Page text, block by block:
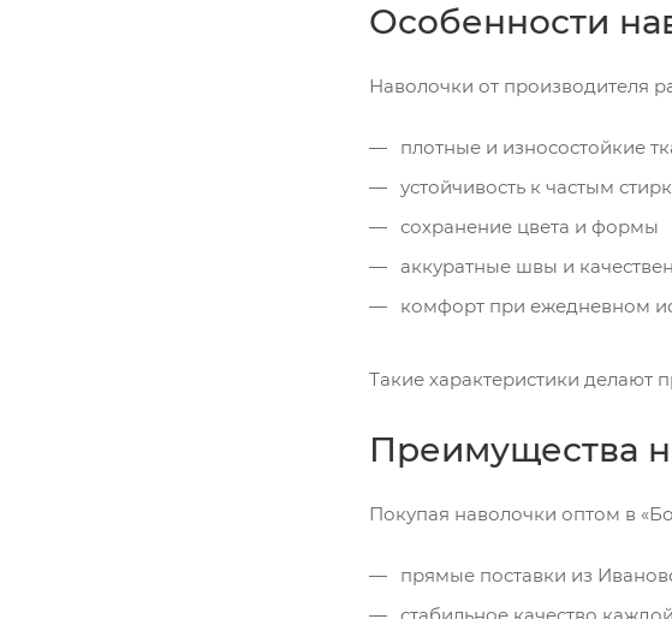
Особенности
Наволочки от производителя
плотные и износостойкие
устойчивость к частым
сохранение цвета и формы
аккуратные швы и
комфорт при ежедневном
Такие характеристики делают
Преимущества
Покупая наволочки оптом в
прямые поставки из